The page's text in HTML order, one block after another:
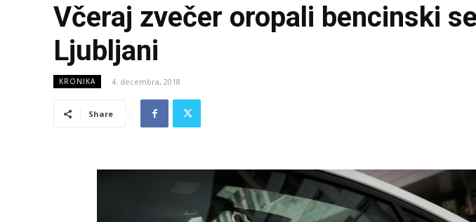
Včeraj zvečer oropali bencinski
Ljubljani
KRONIKA 4. decembra, 2018
Share